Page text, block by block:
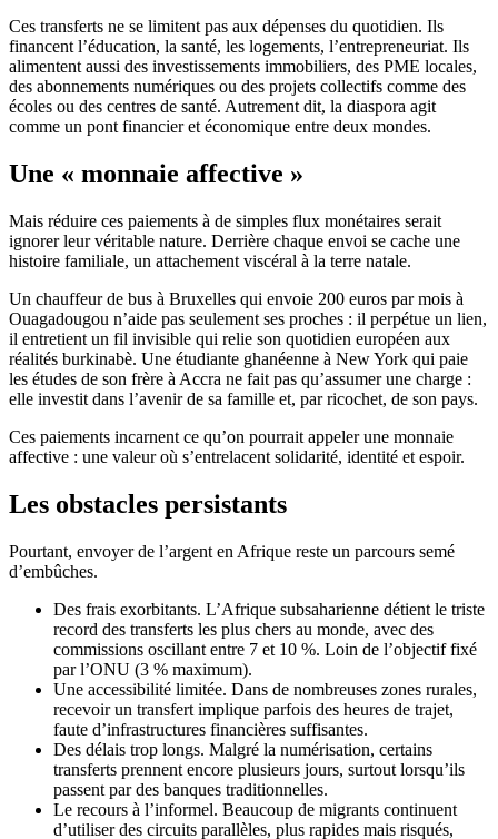
Ces transferts ne se limitent pas aux dépenses du quotidien. Ils
financent l’éducation, la santé, les logements, l’entrepreneuriat. Ils
alimentent aussi des investissements immobiliers, des PME locales,
des abonnements numériques ou des projets collectifs comme des
écoles ou des centres de santé. Autrement dit, la diaspora agit
comme un pont financier et économique entre deux mondes.
Une « monnaie affective »
Mais réduire ces paiements à de simples flux monétaires serait
ignorer leur véritable nature. Derrière chaque envoi se cache une
histoire familiale, un attachement viscéral à la terre natale.
Un chauffeur de bus à Bruxelles qui envoie 200 euros par mois à
Ouagadougou n’aide pas seulement ses proches : il perpétue un lien,
il entretient un fil invisible qui relie son quotidien européen aux
réalités burkinabè. Une étudiante ghanéenne à New York qui paie
les études de son frère à Accra ne fait pas qu’assumer une charge :
elle investit dans l’avenir de sa famille et, par ricochet, de son pays.
Ces paiements incarnent ce qu’on pourrait appeler une monnaie
affective : une valeur où s’entrelacent solidarité, identité et espoir.
Les obstacles persistants
Pourtant, envoyer de l’argent en Afrique reste un parcours semé
d’embûches.
Des frais exorbitants. L’Afrique subsaharienne détient le triste
record des transferts les plus chers au monde, avec des
commissions oscillant entre 7 et 10 %. Loin de l’objectif fixé
par l’ONU (3 % maximum).
Une accessibilité limitée. Dans de nombreuses zones rurales,
recevoir un transfert implique parfois des heures de trajet,
faute d’infrastructures financières suffisantes.
Des délais trop longs. Malgré la numérisation, certains
transferts prennent encore plusieurs jours, surtout lorsqu’ils
passent par des banques traditionnelles.
Le recours à l’informel. Beaucoup de migrants continuent
d’utiliser des circuits parallèles, plus rapides mais risqués,